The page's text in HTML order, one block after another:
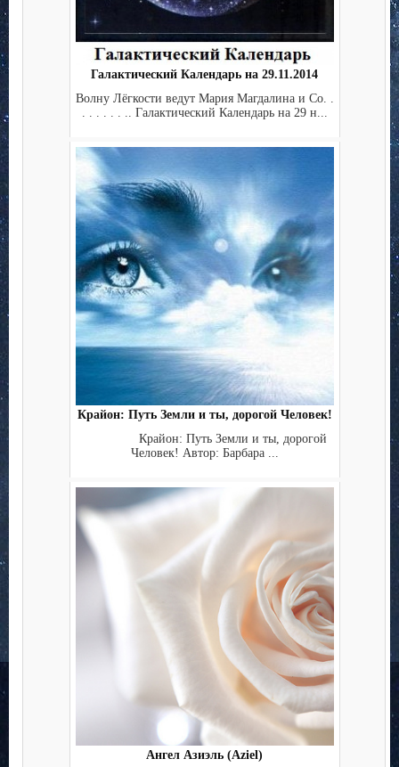
Галактический Календарь на 29.11.2014
Волну Лёгкости ведут Мария Магдалина и Co. .
. . . . . . .. Галактический Календарь на 29 н...
Крайон: Путь Земли и ты, дорогой Человек!
Крайон: Путь Земли и ты, дорогой
Человек! Автор: Барбара ...
Ангел Азиэль (Aziel)